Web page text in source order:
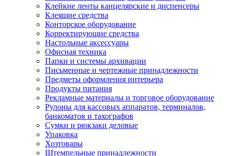
Клейкие ленты канцелярские и диспенсеры
Клеящие средства
Конторское оборудование
Корректирующие средства
Настольные аксессуары
Офисная техника
Папки и системы архивации
Письменные и чертежные принадлежности
Предметы оформления интерьера
Продукты питания
Рекламные материалы и торговое оборудование
Рулоны для кассовых аппаратов, терминалов,
банкоматов и тахографов
Сумки и рюкзаки деловые
Упаковка
Хозтовары
Штемпельные принадлежности